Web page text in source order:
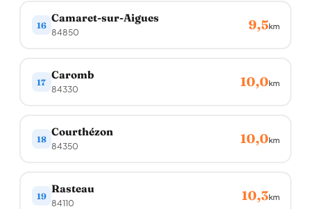
16
Camaret-sur-Aigues
84850 9,5km
17
Caromb
84330 10,0km
18
Courthézon
84350 10,0km
19
Rasteau
84110 10,3km